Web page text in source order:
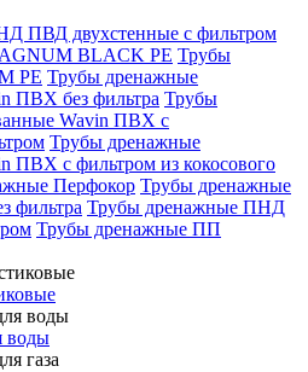
ПВД двухстенные с фильтром
BLACK PE Трубы
PE Трубы дренажные
ПВХ без фильтра Трубы
Wavin ПВХ с
Трубы дренажные
ПВХ с фильтром из кокосового
Перфокор Трубы дренажные
фильтра Трубы дренажные ПНД
Трубы дренажные ПП
воды